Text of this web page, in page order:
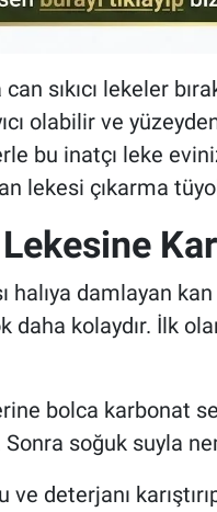
sıkıcı lekeler
olabilir ve
bu inatçı leke
lekesi çıkarma
halıya damlayan
daha kolaydır. İlk
bolca karbonat
soğuk suyla
ve deterjanı